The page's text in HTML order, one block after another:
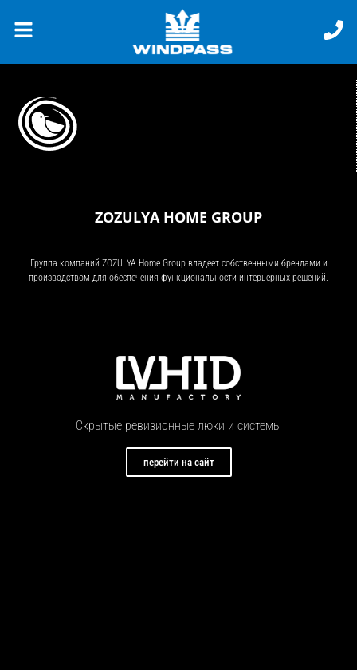
ZOZULYA HOME GROUP
Группа компаний ZOZULYA Home Group владеет собственными брендами и
производством для обеспечения функциональности интерьерных решений.
Скрытые ревизионные люки и системы
перейти на сайт